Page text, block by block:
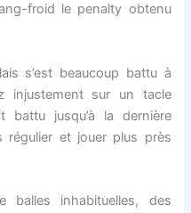
froid le penalty obtenu
s’est beaucoup battu à
injustement sur un tacle
battu jusqu’à la dernière
et jouer plus près
inhabituelles, des